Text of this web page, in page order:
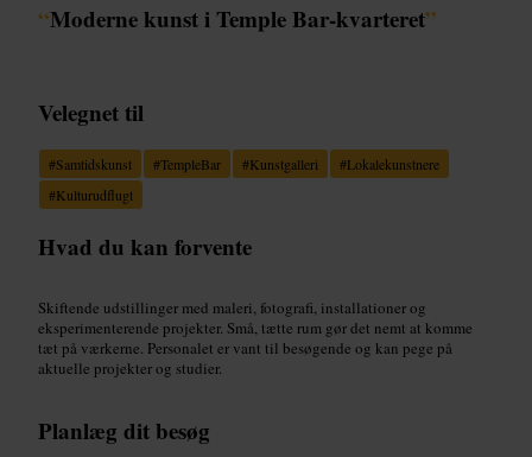
“Moderne kunst i Temple Bar-kvarteret”
Velegnet til
#Samtidskunst #TempleBar #Kunstgalleri #Lokalekunstnere
#Kulturudflugt
Hvad du kan forvente
Skiftende udstillinger med maleri, fotografi, installationer og
eksperimenterende projekter. Små, tætte rum gør det nemt at komme
tæt på værkerne. Personalet er vant til besøgende og kan pege på
aktuelle projekter og studier.
Planlæg dit besøg